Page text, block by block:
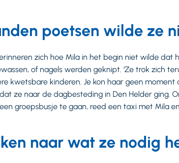
poetsen wilde ze
zich hoe Mila in het begin niet wilde
of nagels werden geknipt. ‘Ze trok zich
kwetsbare kinderen. Je kon haar geen moment
ze naar de dagbesteding in Den Helder ging.
groepsbusje te gaan, reed een taxi met Mila
naar wat ze nodig